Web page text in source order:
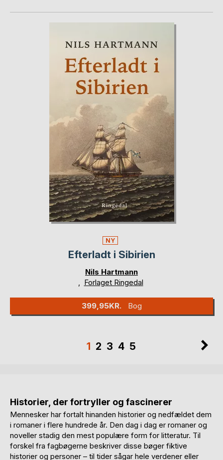
NY
Efterladt i Sibirien
Nils Hartmann
, Forlaget Ringedal
399,95KR. Bog
Side
Du
side
1 Side
2 Side
3 Side
4 Side
5
Historier, der fortryller og fascinerer
Mennesker har fortalt hinanden historier og nedfældet dem
i romaner i flere hundrede år. Den dag i dag er romaner og
noveller stadig den mest populære form for litteratur. Til
forskel fra fagbøgerne beskriver disse bøger fiktive
historier og personer – til tider sågar hele verdener eller